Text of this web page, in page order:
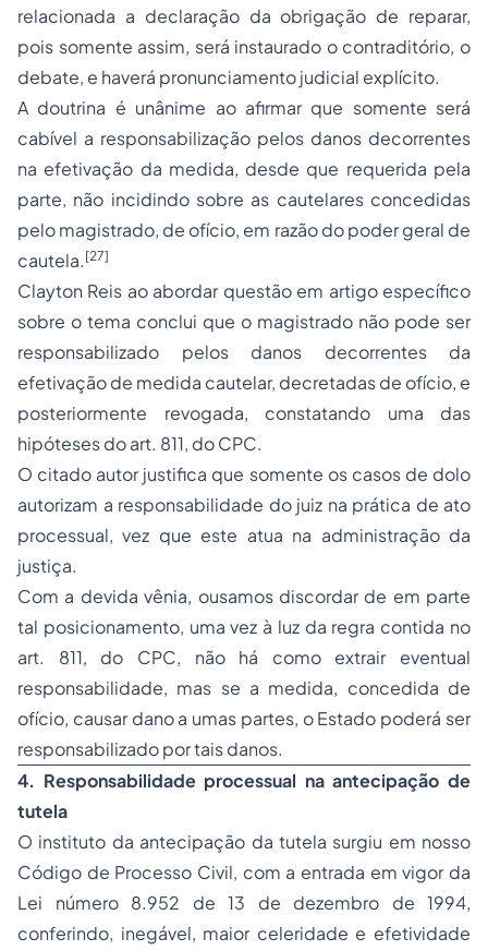
relacionada a declaração da obrigação de reparar,
pois somente assim, será instaurado o contraditório, o
debate, e haverá pronunciamento judicial explícito.
A doutrina é unânime ao afirmar que somente será
cabível a responsabilização pelos danos decorrentes
na efetivação da medida, desde que requerida pela
parte, não incidindo sobre as cautelares concedidas
pelo magistrado, de ofício, em razão do poder geral de
cautela. [27]
Clayton Reis ao abordar questão em artigo específico
sobre o tema conclui que o magistrado não pode ser
responsabilizado pelos danos decorrentes da
efetivação de medida cautelar, decretadas de ofício, e
posteriormente revogada, constatando uma das
hipóteses do art. 811, do CPC.
O citado autor justifica que somente os casos de dolo
autorizam a responsabilidade do juiz na prática de ato
processual, vez que este atua na administração da
justiça.
Com a devida vênia, ousamos discordar de em parte
tal posicionamento, uma vez à luz da regra contida no
art. 811, do CPC, não há como extrair eventual
responsabilidade, mas se a medida, concedida de
ofício, causar dano a umas partes, o Estado poderá ser
responsabilizado por tais danos.
4. Responsabilidade processual na antecipação de
tutela
O instituto da antecipação da tutela surgiu em nosso
Código de Processo Civil, com a entrada em vigor da
Lei número 8.952 de 13 de dezembro de 1994,
conferindo, inegável, maior celeridade e efetividade